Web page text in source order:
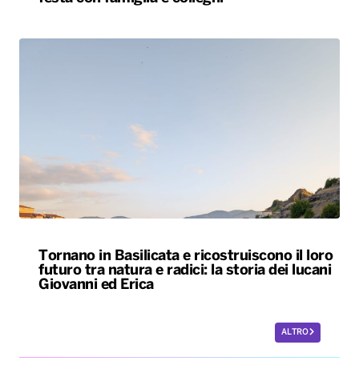
Tornano in Basilicata e ricostruiscono il loro
futuro tra natura e radici: la storia dei lucani
Giovanni ed Erica
ALTRO